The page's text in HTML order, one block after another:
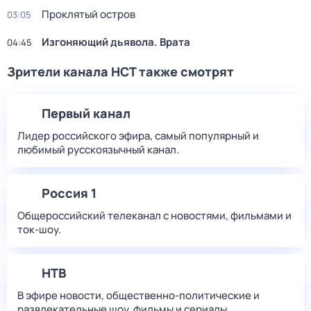
03:05 Проклятый остров
04:45 Изгоняющий дьявола. Врата
Зрители канала НСТ также смотрят
Первый канал
Лидер российского эфира, самый популярный и
любимый русскоязычный канал.
Россия 1
Общероссийский телеканал с новостями, фильмами и
ток-шоу.
НТВ
В эфире новости, общественно-политические и